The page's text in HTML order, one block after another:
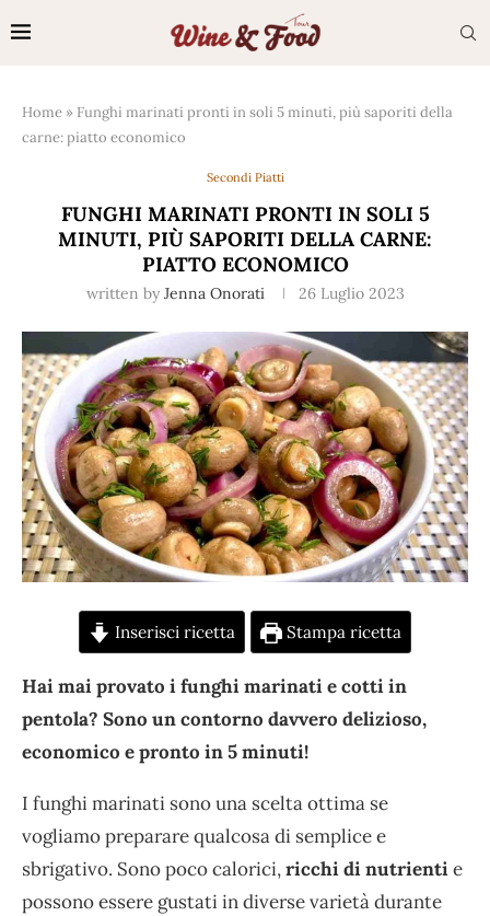
Home » Funghi marinati pronti in soli 5 minuti, più saporiti della
carne: piatto economico
Secondi Piatti
FUNGHI MARINATI PRONTI IN SOLI 5
MINUTI, PIÙ SAPORITI DELLA CARNE:
PIATTO ECONOMICO
written by Jenna Onorati 26 Luglio 2023
Inserisci ricetta Stampa ricetta
Hai mai provato i funghi marinati e cotti in
pentola? Sono un contorno davvero delizioso,
economico e pronto in 5 minuti!
I funghi marinati sono una scelta ottima se
vogliamo preparare qualcosa di semplice e
sbrigativo. Sono poco calorici,ricchi di nutrientie
possono essere gustati in diverse varietà durante